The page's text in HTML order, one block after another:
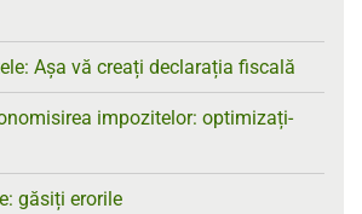
Așa vă creați declarația fiscală
impozitelor: optimizați-
găsiți erorile